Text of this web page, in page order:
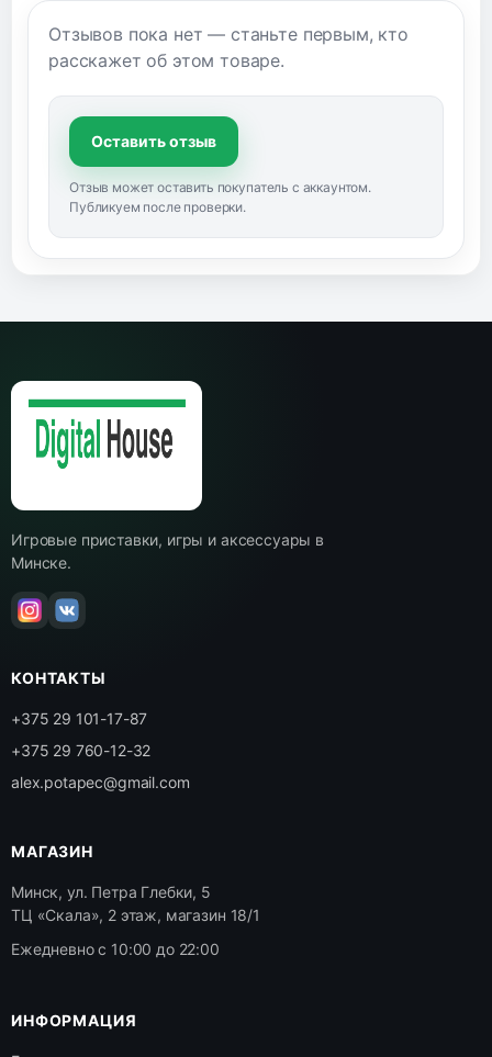
Отзывов пока нет — станьте первым, кто
расскажет об этом товаре.
Оставить отзыв
Отзыв может оставить покупатель с аккаунтом.
Публикуем после проверки.
Игровые приставки, игры и аксессуары в
Минске.
КОНТАКТЫ
+375 29 101-17-87
+375 29 760-12-32
alex.potapec@gmail.com
МАГАЗИН
Минск, ул. Петра Глебки, 5
ТЦ «Скала», 2 этаж, магазин 18/1
Ежедневно с 10:00 до 22:00
ИНФОРМАЦИЯ